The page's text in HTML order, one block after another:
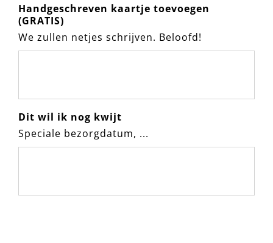
Handgeschreven kaartje toevoegen
(GRATIS)
We zullen netjes schrijven. Beloofd!
Dit wil ik nog kwijt
Speciale bezorgdatum, ...